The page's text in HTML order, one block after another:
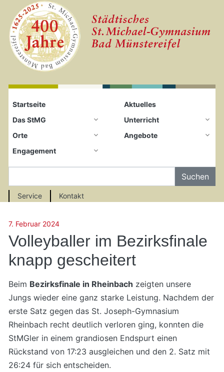
Zum Seiteninhalt springen
Startseite
Startseite
Aktuelles
Das StMG
Unterricht
Orte
Angebote
Engagement
Service Kontakt
7. Februar 2024
Volleyballer im Bezirksfinale
knapp gescheitert
Beim Bezirksfinale in Rheinbach zeigten unsere
Jungs wieder eine ganz starke Leistung. Nachdem der
erste Satz gegen das St. Joseph-Gymnasium
Rheinbach recht deutlich verloren ging, konnten die
StMGler in einem grandiosen Endspurt einen
Rückstand von 17:23 ausgleichen und den 2. Satz mit
26:24 für sich entscheiden.